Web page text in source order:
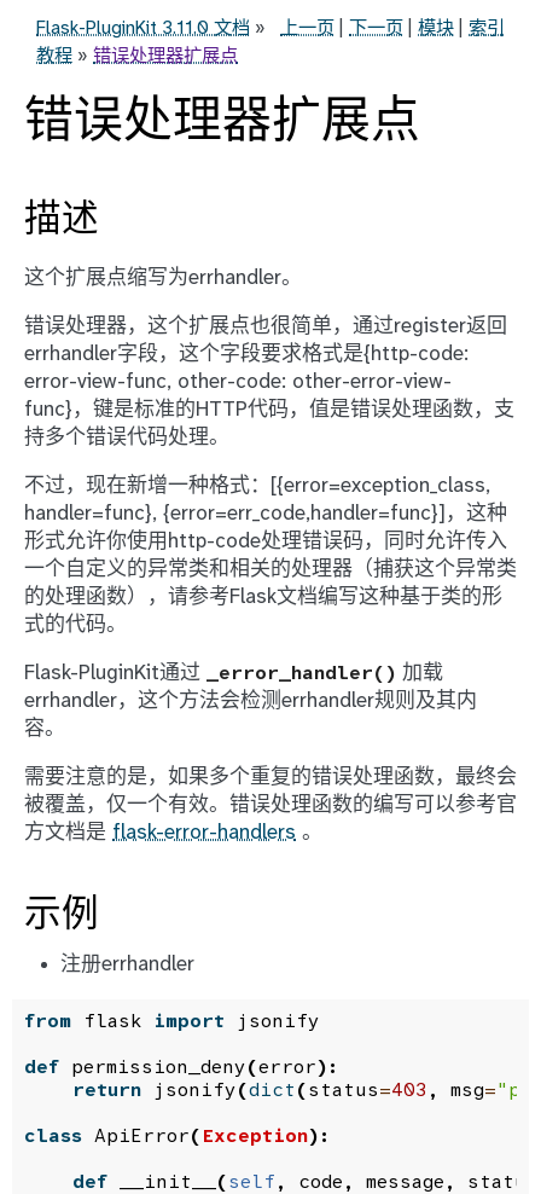
索引
模块
下一页
上一页
Flask-PluginKit 3.11.0 文档 »
教程 » 错误处理器扩展点
错误处理器扩展点
描述
这个扩展点缩写为errhandler。
错误处理器，这个扩展点也很简单，通过register返回
errhandler字段，这个字段要求格式是{http-code:
error-view-func, other-code: other-error-view-
func}，键是标准的HTTP代码，值是错误处理函数，支
持多个错误代码处理。
不过，现在新增一种格式：[{error=exception_class,
handler=func}, {error=err_code,handler=func}]，这种
形式允许你使用http-code处理错误码，同时允许传入
一个自定义的异常类和相关的处理器（捕获这个异常类
的处理函数），请参考Flask文档编写这种基于类的形
式的代码。
Flask-PluginKit通过 _error_handler() 加载
errhandler，这个方法会检测errhandler规则及其内
容。
需要注意的是，如果多个重复的错误处理函数，最终会
被覆盖，仅一个有效。错误处理函数的编写可以参考官
方文档是 flask-error-handlers 。
示例
注册errhandler
from flask import jsonify
def permission_deny(error):
return
jsonify(dict ( status=403 , msg=
class ApiError( Exception):
def __init__ ( self , code , message ,